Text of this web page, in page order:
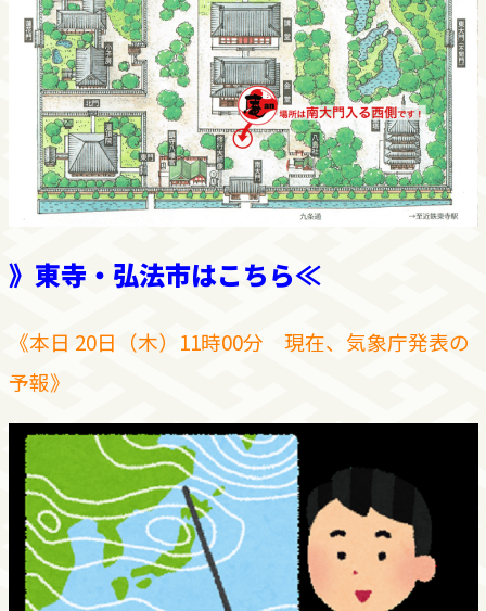
》東寺・弘法市はこちら≪
《本日 20日（木）11時00分 現在、気象庁発表の
予報》